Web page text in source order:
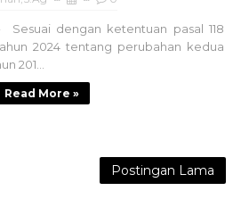
Sesuai dengan ketentuan pasal 118
2024 tentang perubahan kedua
201...
Read More »
Postingan Lama